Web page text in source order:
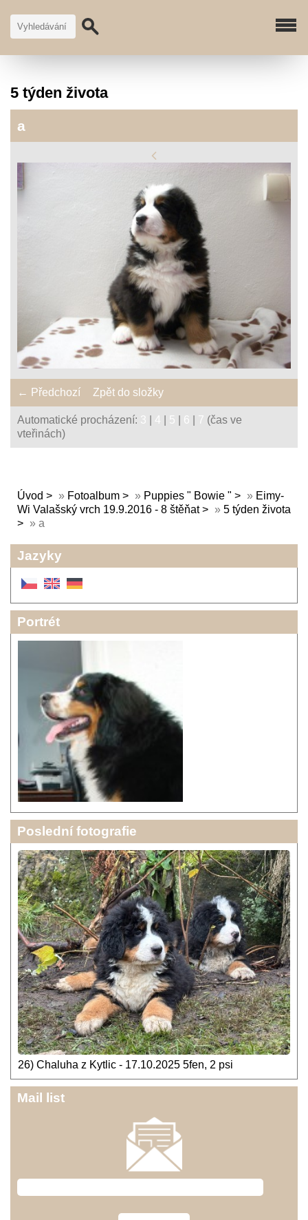
5 týden života
a
← Předchozí Zpět do složky
Automatické procházení: 3 4 5 6 7 (čas ve
vteřinách)
Úvod » Fotoalbum » Puppies " Bowie " » Eimy-
Wi Valašský vrch 19.9.2016 - 8 štěňat
» 5 týden života
» a
Jazyky
Portrét
Poslední fotografie
26) Chaluha z Kytlic - 17.10.2025 5fen, 2 psi
Mail list